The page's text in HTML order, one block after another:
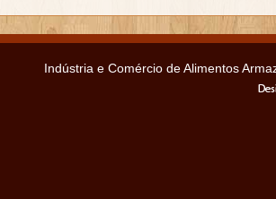
Indústria e Comércio de Alimentos